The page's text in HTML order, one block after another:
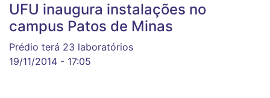
UFU inaugura instalações no
campus Patos de Minas
Prédio terá 23 laboratórios
19/11/2014 - 17:05